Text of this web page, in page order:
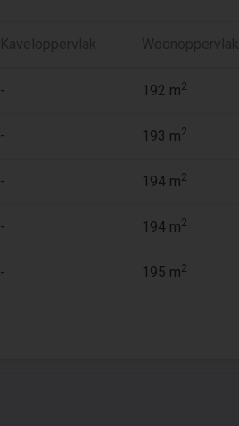
Kaveloppervlak Woonoppervlak
- 192 m2
- 193 m2
- 194 m2
- 194 m2
- 195 m2